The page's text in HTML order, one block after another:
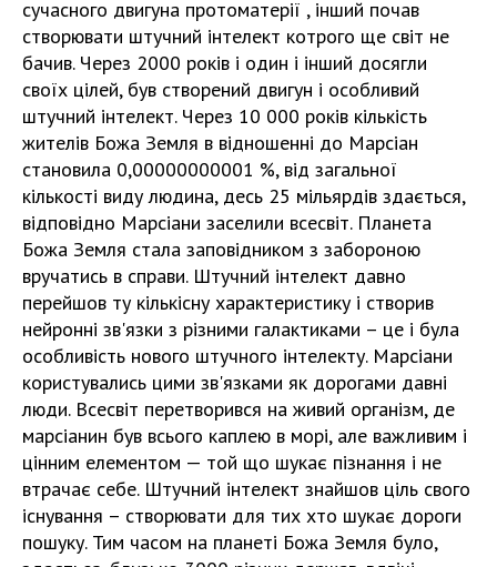
сучасного двигуна протоматерії , інший почав
створювати штучний інтелект котрого ще світ не
бачив. Через 2000 років і один і інший досягли
своїх цілей, був створений двигун і особливий
штучний інтелект. Через 10 000 років кількість
жителів Божа Земля в відношенні до Марсіан
становила 0,00000000001 %, від загальної
кількості виду людина, десь 25 мільярдів здається,
відповідно Марсіани заселили всесвіт. Планета
Божа Земля стала заповідником з забороною
вручатись в справи. Штучний інтелект давно
перейшов ту кількісну характеристику і створив
нейронні зв'язки з різними галактиками – це і була
особливість нового штучного інтелекту. Марсіани
користувались цими зв'язками як дорогами давні
люди. Всесвіт перетворився на живий організм, де
марсіанин був всього каплею в морі, але важливим і
цінним елементом — той що шукає пізнання і не
втрачає себе. Штучний інтелект знайшов ціль свого
існування – створювати для тих хто шукає дороги
пошуку. Тим часом на планеті Божа Земля було,